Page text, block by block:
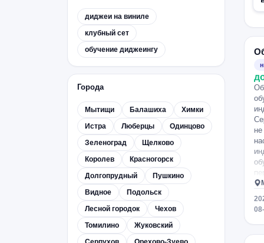
диджеи на виниле
клубный сет
обучение диджеингу
Города
Мытищи Балашиха
Химки
Истра
Люберцы
Одинцово
Зеленоград
Щелково
Королев
Красногорск
Долгопрудный
Пушкино
Видное
Подольск
Лесной городок
Чехов
Томилино
Жуковский